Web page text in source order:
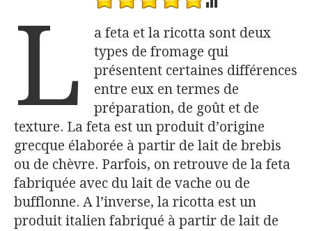
L
a feta et la ricotta sont deux
types de fromage qui
présentent certaines différences
entre eux en termes de
préparation, de goût et de
texture. La feta est un produit d’origine
grecque élaborée à partir de lait de brebis
ou de chèvre. Parfois, on retrouve de la feta
fabriquée avec du lait de vache ou de
bufflonne. A l’inverse, la ricotta est un
produit italien fabriqué à partir de lait de